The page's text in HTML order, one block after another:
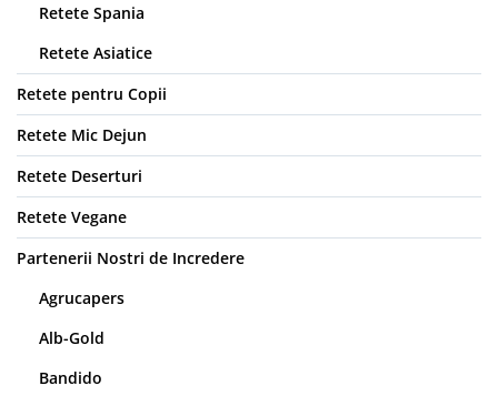
Retete Spania
Retete Asiatice
Retete pentru Copii
Retete Mic Dejun
Retete Deserturi
Retete Vegane
Partenerii Nostri de Incredere
Agrucapers
Alb-Gold
Bandido